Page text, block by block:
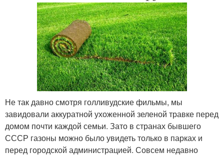
Не так давно смотря голливудские фильмы, мы
завидовали аккуратной ухоженной зеленой травке перед
домом почти каждой семьи. Зато в странах бывшего
СССР газоны можно было увидеть только в парках и
перед городской администрацией. Совсем недавно